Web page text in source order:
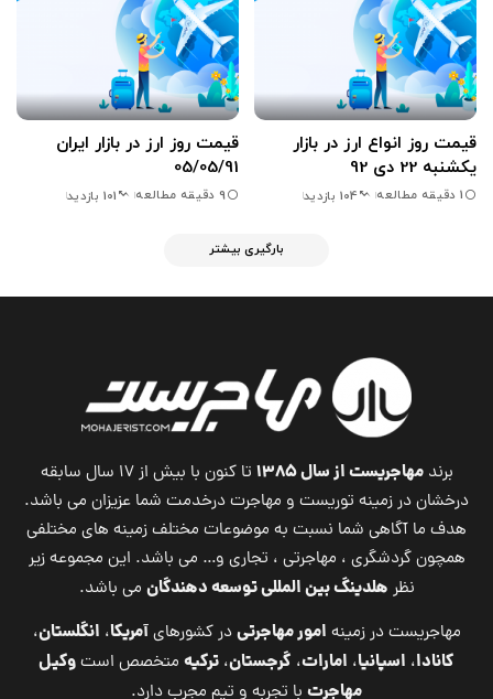
قیمت روز انواع ارز در بازار
یکشنبه 22 دی 92
1 دقیقه مطالعه 104 بازدید
قیمت روز ارز در بازار ایران
05/05/91
9 دقیقه مطالعه 101 بازدید
بارگیری بیشتر
برندمهاجریست از سال ۱۳۸۵
تا کنون با بیش از ۱۷ سال سابقه
درخشان در زمینه توریست و مهاجرت درخدمت شما عزیزان می باشد.
هدف ما آگاهی شما نسبت به موضوعات مختلف زمینه های مختلفی
همچون گردشگری ، مهاجرتی ، تجاری و… می باشد. این مجموعه زیر
نظر هلدینگ بین المللی توسعه دهندگان می باشد.
مهاجریست در زمینه امور مهاجرتیدر کشورهایآمریکا، انگلستان،
کانادا، اسپانیا، امارات، گرجستان، ترکیه متخصص استوکیل
مهاجرت با تجربه و تیم مجرب دارد.